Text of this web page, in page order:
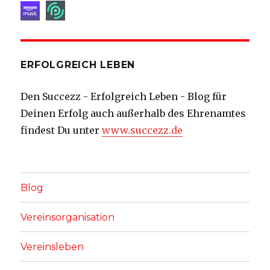
ERFOLGREICH LEBEN
Den Succezz - Erfolgreich Leben - Blog für
Deinen Erfolg auch außerhalb des Ehrenamtes
findest Du unterwww.succezz.de
Blog
Vereinsorganisation
Vereinsleben